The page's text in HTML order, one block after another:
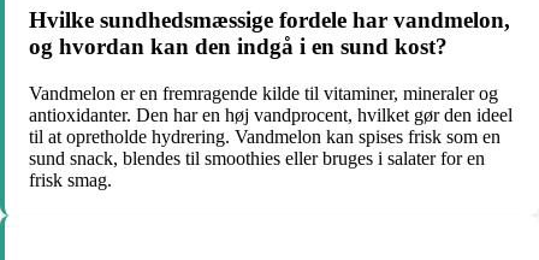
Hvilke sundhedsmæssige fordele har vandmelon,
og hvordan kan den indgå i en sund kost?
Vandmelon er en fremragende kilde til vitaminer, mineraler og
antioxidanter. Den har en høj vandprocent, hvilket gør den ideel
til at opretholde hydrering. Vandmelon kan spises frisk som en
sund snack, blendes til smoothies eller bruges i salater for en
frisk smag.